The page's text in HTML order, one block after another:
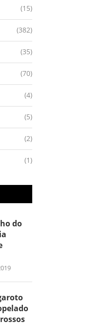
(15)
(382)
(35)
(70)
(4)
(5)
(2)
(1)
do